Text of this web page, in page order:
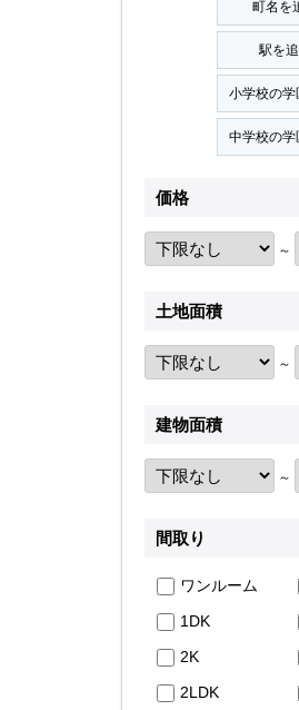
サイトマップ
価格
～
土地面積
～
建物面積
～
間取り
ワンルーム
1DK
2K
2LDK